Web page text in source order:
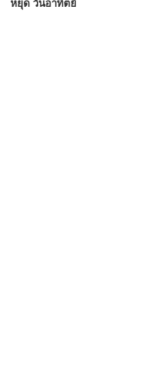
หยุด วันอาทิตย์